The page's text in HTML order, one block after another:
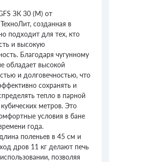
ЗК 30 (М) от
созданная в
подходит для тех, кто
и высокую
Благодаря чугунному
обладает высокой
и долговечностью, что
сохранять и
тепло в парной
метров. Это
условия в бане
года.
поленьев в 45 см и
дров 11 кг делают печь
позволяя